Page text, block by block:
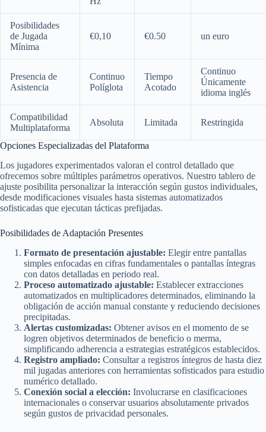
Posibilidades
de Jugada
Mínima
€0,10 €0.50 un euro
Presencia de
Asistencia
Continuo
Políglota
Tiempo
Acotado
Continuo
Únicamente
idioma inglés
Compatibilidad
Multiplataforma
Absoluta Limitada Restringida
Opciones Especializadas del Plataforma
Los jugadores experimentados valoran el control detallado que
ofrecemos sobre múltiples parámetros operativos. Nuestro tablero de
ajuste posibilita personalizar la interacción según gustos individuales,
desde modificaciones visuales hasta sistemas automatizados
sofisticadas que ejecutan tácticas prefijadas.
Posibilidades de Adaptación Presentes
Formato de presentación ajustable: Elegir entre pantallas
simples enfocadas en cifras fundamentales o pantallas íntegras
con datos detalladas en periodo real.
Proceso automatizado ajustable: Establecer extracciones
automatizados en multiplicadores determinados, eliminando la
obligación de acción manual constante y reduciendo decisiones
precipitadas.
Alertas customizadas: Obtener avisos en el momento de se
logren objetivos determinados de beneficio o merma,
simplificando adherencia a estrategias estratégicos establecidos.
Registro ampliado: Consultar a registros íntegros de hasta diez
mil jugadas anteriores con herramientas sofisticados para estudio
numérico detallado.
Conexión social a elección: Involucrarse en clasificaciones
internacionales o conservar usuarios absolutamente privados
según gustos de privacidad personales.